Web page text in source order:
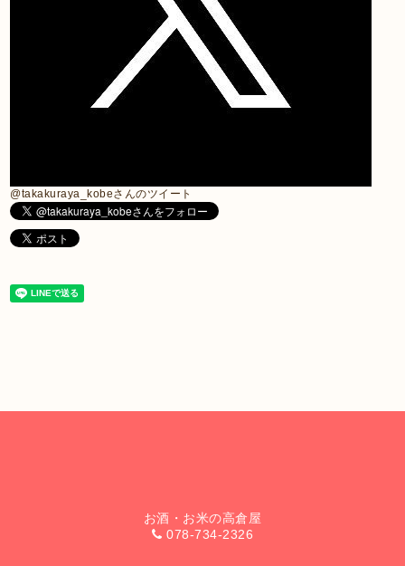
@takakuraya_kobeさんのツイート
お酒・お米の高倉屋
078-734-2326